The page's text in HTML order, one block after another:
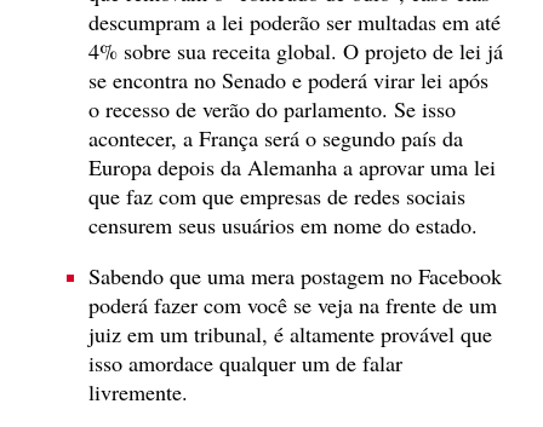
descumpram a lei poderão ser multadas em até
4% sobre sua receita global. O projeto de lei já
se encontra no Senado e poderá virar lei após
o recesso de verão do parlamento. Se isso
acontecer, a França será o segundo país da
Europa depois da Alemanha a aprovar uma lei
que faz com que empresas de redes sociais
censurem seus usuários em nome do estado.
Sabendo que uma mera postagem no Facebook
poderá fazer com você se veja na frente de um
juiz em um tribunal, é altamente provável que
isso amordace qualquer um de falar
livremente.